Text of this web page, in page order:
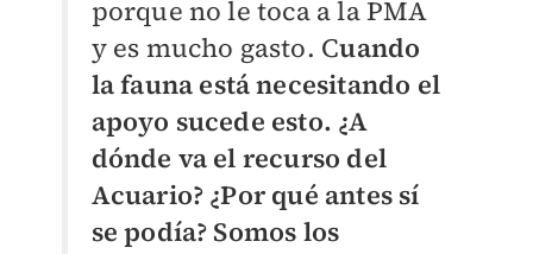
porque no le toca a la PMA
y es mucho gasto. Cuando
la fauna está necesitando el
apoyo sucede esto. ¿A
dónde va el recurso del
Acuario? ¿Por qué antes sí
se podía? Somos los